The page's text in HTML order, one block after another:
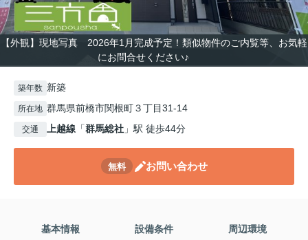
【外観】現地写真 2026年1月完成予定！類似物件のご内覧等、お気軽
にお問合せください♪
築年数 新築
所在地 群馬県前橋市関根町３丁目31-14
交通 上越線 「群馬総社 」駅 徒歩44分
無料 お問い合わせ
基本情報 設備条件 周辺環境